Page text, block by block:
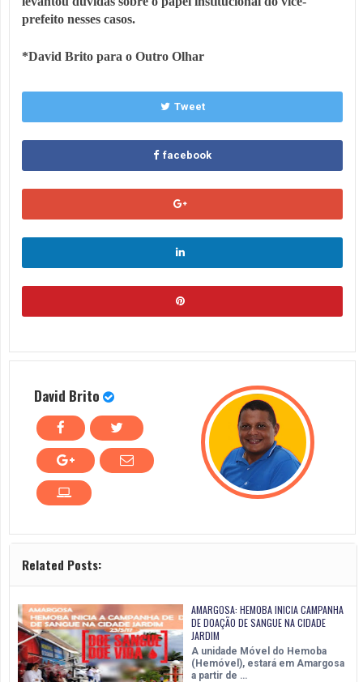
prefeito nesses casos.
*David Brito para o Outro Olhar
Tweet
facebook
David Brito
Related Posts:
AMARGOSA: HEMOBA INICIA CAMPANHA
DE DOAÇÃO DE SANGUE NA CIDADE
JARDIM
A unidade Móvel do Hemoba
(Hemóvel), estará em Amargosa
a partir de …